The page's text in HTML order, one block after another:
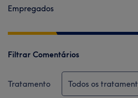
Empregados
Filtrar Comentários
Tratamento Todos os